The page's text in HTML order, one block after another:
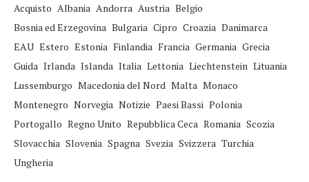
Acquisto Albania Andorra Austria Belgio
Bosnia ed Erzegovina Bulgaria Cipro Croazia Danimarca
EAU Estero Estonia Finlandia Francia Germania Grecia
Guida Irlanda Islanda Italia Lettonia Liechtenstein Lituania
Lussemburgo Macedonia del Nord Malta Monaco
Montenegro Norvegia Notizie Paesi Bassi Polonia
Portogallo Regno Unito Repubblica Ceca Romania Scozia
Slovacchia Slovenia Spagna Svezia Svizzera Turchia
Ungheria